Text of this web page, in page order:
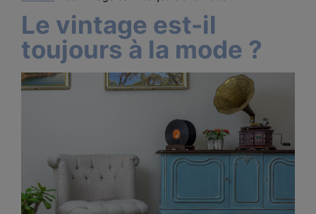
Le vintage est-il
toujours à la mode ?